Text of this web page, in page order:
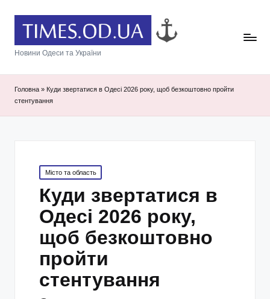
Новини Одеси та України
Головна » Куди звертатися в Одесі 2026 року, щоб безкоштовно пройти
стентування
Posted
in
Місто та область
Куди звертатися в
Одесі 2026 року,
щоб безкоштовно
пройти
стентування